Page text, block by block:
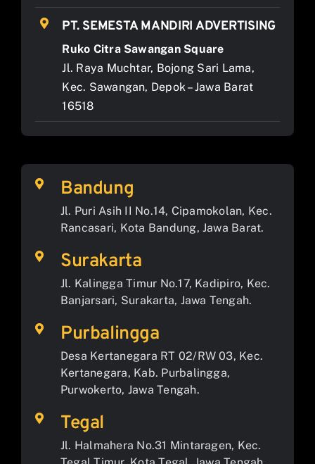
PT. SEMESTA MANDIRI ADVERTISING
Ruko Citra Sawangan Square
Jl. Raya Muchtar, Bojong Sari Lama,
Kec. Sawangan, Depok – Jawa Barat
16518
Bandung
Jl. Puri Asih II No.14, Cipamokolan, Kec.
Rancasari, Kota Bandung, Jawa Barat.
Surakarta
Jl. Kalingga Timur No.17, Kadipiro, Kec.
Banjarsari, Surakarta, Jawa Tengah.
Purbalingga
Desa Kertanegara RT 02/RW 03, Kec.
Kertanegara, Kab. Purbalingga,
Purwokerto, Jawa Tengah.
Tegal
Jl. Halmahera No.31 Mintaragen, Kec.